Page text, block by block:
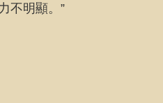
不明顯。”